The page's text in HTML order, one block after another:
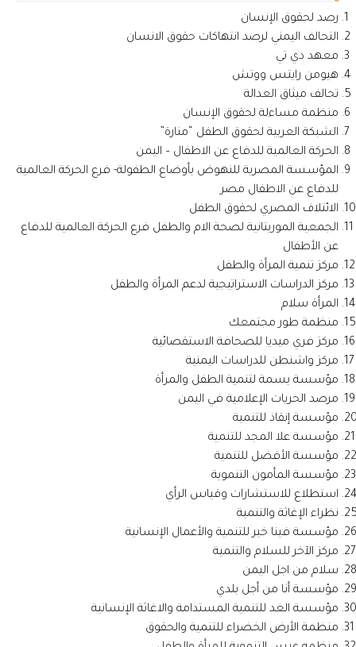
رصد لحقوق الإنسان
التحالف اليمني لرصد انتهاكات حقوق الانسان
معهد دي تي
هيومن رايتس ووتش
تحالف ميثاق العدالة
منظمة مساءلة لحقوق الإنسان
الشبكة العربية لحقوق الطفل “منارة”
الحركة العالمية للدفاع عن الاطفال – اليمن
المؤسسة المصرية للنهوض بأوضاع الطفولة- فرع الحركة العالمية
للدفاع عن الاطفال مصر
الائتلاف المصري لحقوق الطفل
الجمعية الموريتانية لصحة الام والطفل فرع الحركة العالمية للدفاع
عن الأطفال
مركز تنمية المرأة والطفل
مركز الدراسات الاستراتيجية لدعم المرأة والطفل
المرأة سلام
منظمة طور مجتمعك
مركز فري ميديا للصحافة الاستقصائية
مركز واشنطن للدراسات اليمنية
مؤسسة بسمة لتنمية الطفل والمرأة
مرصد الحريات الإعلامية في اليمن
مؤسسة إنقاذ للتنمية
مؤسسة علا المجد للتنمية
مؤسسة الأفضل للتنمية
مؤسسة المأمون التنموية
استطلاع للاستشارات وقياس الرأي
نظراء الإغاثة والتنمية
مؤسسة فينا خير للتنمية والأعمال الإنسانية
مركز الآخر للسلام والتنمية
سلام من اجل اليمن
مؤسسة أنا من أجل بلدي
مؤسسة الغد للتنمية المستدامة والاغاثة الإنسانية
منظمة الأرض الخضراء للتنمية والحقوق